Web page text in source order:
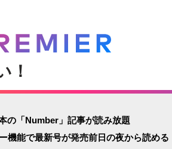
！
の「Number」記事が読み放題
機能で最新号が発売前日の夜から読める